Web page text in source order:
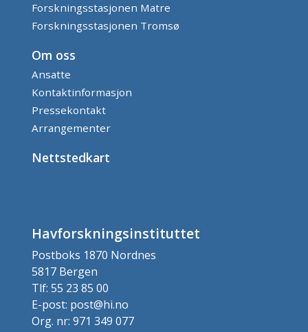
Forskningsstasjonen Matre
Forskningsstasjonen Tromsø
Om oss
Ansatte
Kontaktinformasjon
Pressekontakt
Arrangementer
Nettstedkart
Havforskningsinstituttet
Postboks 1870 Nordnes
5817 Bergen
Tlf: 55 23 85 00
E-post: post@hi.no
Org. nr: 971 349 077